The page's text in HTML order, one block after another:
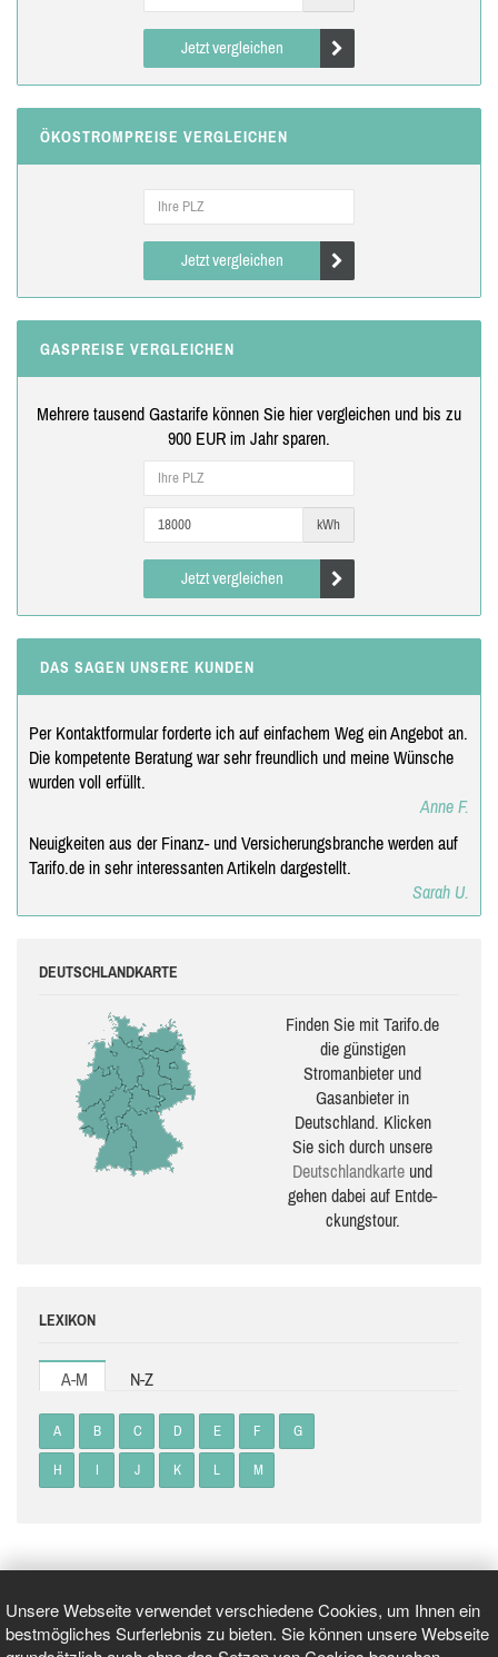
Unsere Webseite verwendet verschiedene Cookies, um Ihnen ein
bestmögliches Surferlebnis zu bieten. Sie können unsere Webseite
Jetzt vergleichen
ÖKOSTROMPREISE VERGLEICHEN
Jetzt vergleichen
GASPREISE VERGLEICHEN
Mehrere tausend Gastarife können Sie hier vergleichen und bis zu
900 EUR im Jahr sparen.
kWh
Jetzt vergleichen
DAS SAGEN UNSERE KUNDEN
Per Kontaktformular forderte ich auf einfachem Weg ein Angebot an.
Die kompetente Beratung war sehr freundlich und meine Wünsche
wurden voll erfüllt.
Anne F.
Neuigkeiten aus der Finanz- und Versicherungsbranche werden auf
Tarifo.de in sehr interessanten Artikeln dargestellt.
Sarah U.
DEUTSCHLANDKARTE
Finden Sie mit Tarifo.de
die güns­ti­gen
Stromanbieter und
Gasanbieter in
Deutschland. Klicken
Sie sich durch unsere
Deutsch­land­karte und
gehen dabei auf Ent­de­
ckungs­tour.
LEXIKON
A-M N-Z
A B C D E F G
H I J K L M